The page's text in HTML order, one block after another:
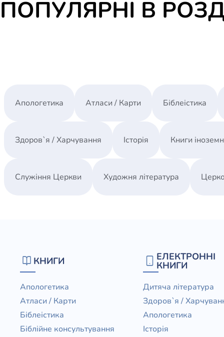
ПОПУЛЯРНІ В
Апологетика Атласи / Карти Біблеістика
Здоров`я / Харчування Історія Книги
Служіння Церкви Художня література
КНИГИ
Апологетика
Атласи / Карти
Біблеістика
Біблійне консультування
ЕЛЕКТРОННІ
КНИГИ
Дитяча література
Здоров`я /
Апологетика
Історія